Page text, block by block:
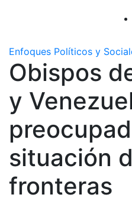
Enfoques Políticos y
Obispos
y
situación
fronteras